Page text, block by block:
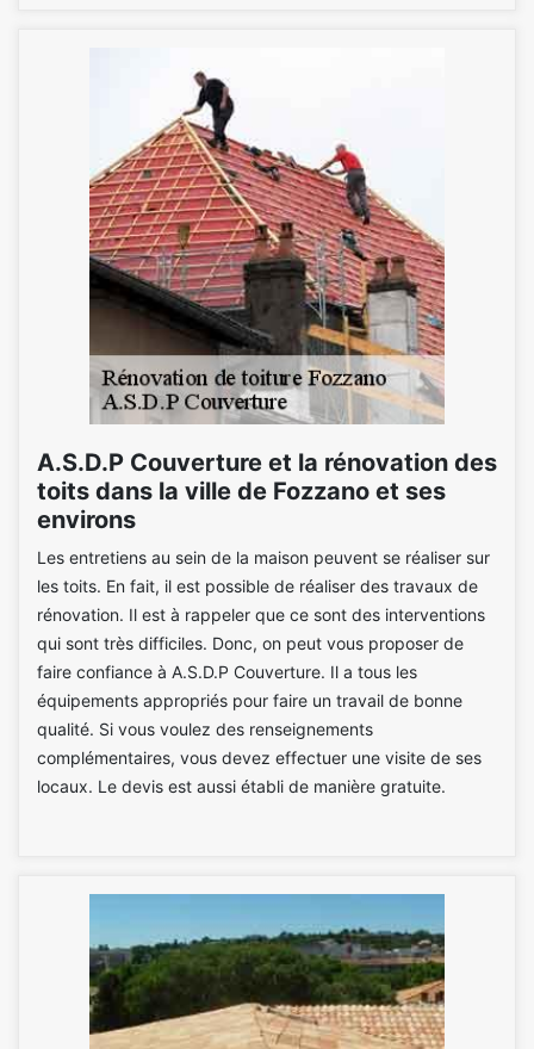
A.S.D.P Couverture et la rénovation des
toits dans la ville de Fozzano et ses
environs
Les entretiens au sein de la maison peuvent se réaliser sur
les toits. En fait, il est possible de réaliser des travaux de
rénovation. Il est à rappeler que ce sont des interventions
qui sont très difficiles. Donc, on peut vous proposer de
faire confiance à A.S.D.P Couverture. Il a tous les
équipements appropriés pour faire un travail de bonne
qualité. Si vous voulez des renseignements
complémentaires, vous devez effectuer une visite de ses
locaux. Le devis est aussi établi de manière gratuite.